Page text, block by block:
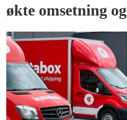
økte omsetning